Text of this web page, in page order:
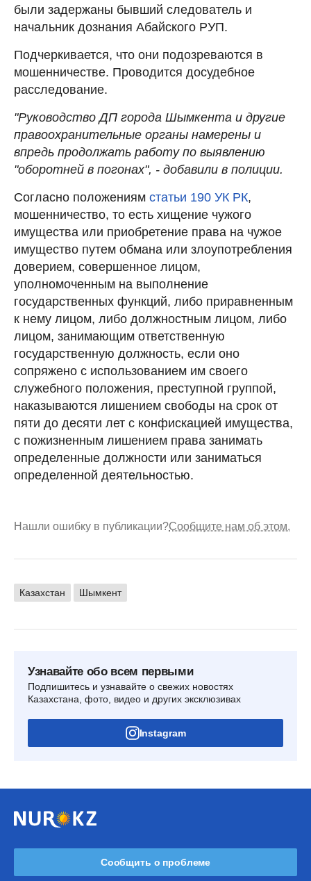
были задержаны бывший следователь и
начальник дознания Абайского РУП.
Подчеркивается, что они подозреваются в
мошенничестве. Проводится досудебное
расследование.
"Руководство ДП города Шымкента и другие
правоохранительные органы намерены и
впредь продолжать работу по выявлению
"оборотней в погонах", - добавили в полиции.
Согласно положениям статьи 190 УК РК,
мошенничество, то есть хищение чужого
имущества или приобретение права на чужое
имущество путем обмана или злоупотребления
доверием, совершенное лицом,
уполномоченным на выполнение
государственных функций, либо приравненным
к нему лицом, либо должностным лицом, либо
лицом, занимающим ответственную
государственную должность, если оно
сопряжено с использованием им своего
служебного положения, преступной группой,
наказываются лишением свободы на срок от
пяти до десяти лет с конфискацией имущества,
с пожизненным лишением права занимать
определенные должности или заниматься
определенной деятельностью.
Нашли ошибку в публикации?Сообщите нам об этом.
Казахстан Шымкент
Узнавайте обо всем первыми
Подпишитесь и узнавайте о свежих новостях
Казахстана, фото, видео и других эксклюзивах
Instagram
Сообщить о проблеме